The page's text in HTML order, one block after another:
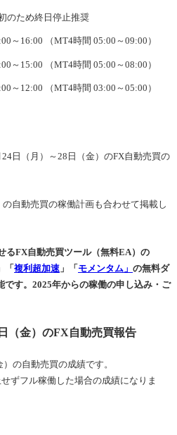
のため終日停止推奨
～16:00 （MT4時間 05:00～09:00）
～15:00 （MT4時間 05:00～08:00）
～12:00 （MT4時間 03:00～05:00）
日（月）～28日（金）のFX自動売買の
自動売買の稼働計画も合わせて掲載し
るFX自動売買ツール（無料EA）の
「 複利超加速 」「 モメンタム」 の無料ダ
です。2025年からの稼働の申し込み・ご
（金）のFX自動売買報告
の自動売買の成績です。
ずフル稼働した場合の成績になりま